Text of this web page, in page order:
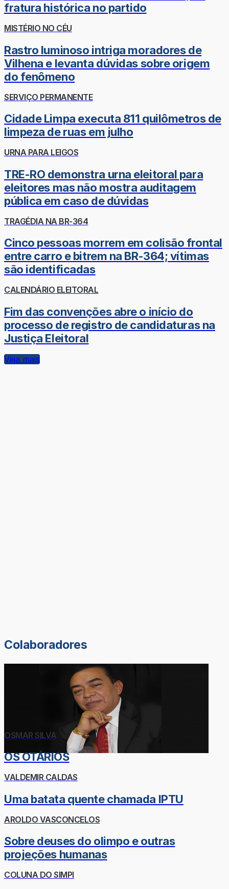
fratura histórica no partido
MISTÉRIO NO CÉU
Rastro luminoso intriga moradores de
Vilhena e levanta dúvidas sobre origem
do fenômeno
SERVIÇO PERMANENTE
Cidade Limpa executa 811 quilômetros de
limpeza de ruas em julho
URNA PARA LEIGOS
TRE-RO demonstra urna eleitoral para
eleitores mas não mostra auditagem
pública em caso de dúvidas
TRAGÉDIA NA BR-364
Cinco pessoas morrem em colisão frontal
entre carro e bitrem na BR-364; vítimas
são identificadas
CALENDÁRIO ELEITORAL
Fim das convenções abre o início do
processo de registro de candidaturas na
Justiça Eleitoral
Veja mais
Colaboradores
OSMAR SILVA
OS OTÁRIOS
VALDEMIR CALDAS
Uma batata quente chamada IPTU
AROLDO VASCONCELOS
Sobre deuses do olimpo e outras
projeções humanas
COLUNA DO SIMPI